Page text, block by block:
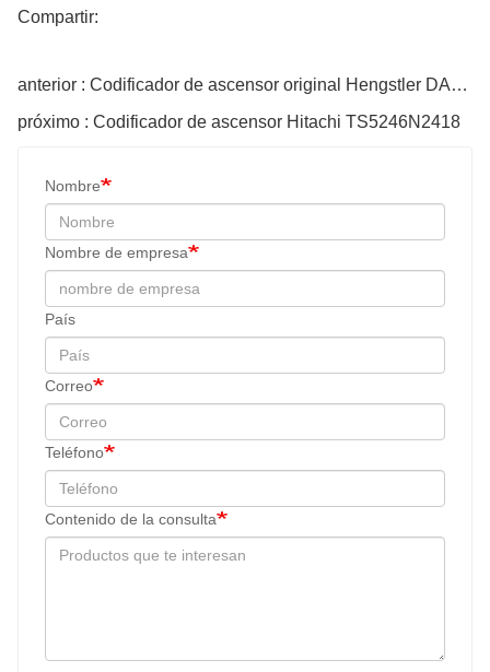
Compartir:
anterior : Codificador de ascensor original Hengstler DAA633K7
próximo : Codificador de ascensor Hitachi TS5246N2418
Nombre
Nombre de empresa
País
Correo
Teléfono
Contenido de la consulta